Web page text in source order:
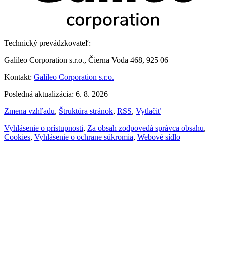
Technický prevádzkovateľ:
Galileo Corporation s.r.o., Čierna Voda 468, 925 06
Kontakt: Galileo Corporation s.r.o.
Posledná aktualizácia: 6. 8. 2026
Zmena vzhľadu, Štruktúra stránok, RSS, Vytlačiť
Vyhlásenie o prístupnosti, Za obsah zodpovedá správca obsahu,
Cookies, Vyhlásenie o ochrane súkromia, Webové sídlo